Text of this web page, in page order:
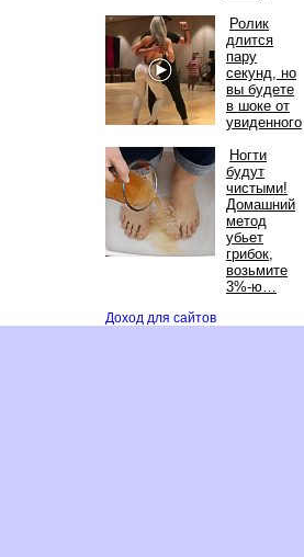
Ролик
длится
пару
секунд, но
ы будете
шоке от
увиденного
Ногти
удут
чистыми!
Домашний
метод
убьет
рибок,
озьмите
3%-ю
Доход для сайто